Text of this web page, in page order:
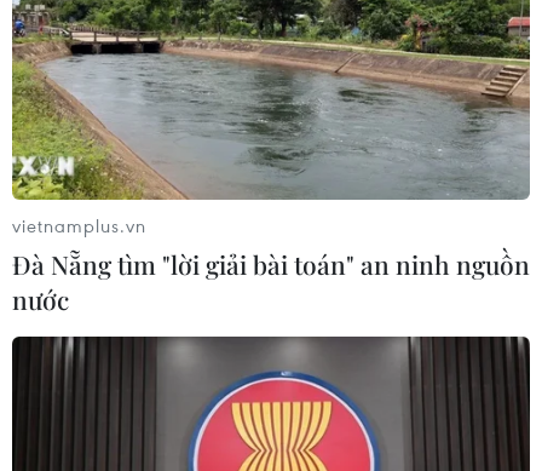
07/08/2026 23:08
Ngân hàng Trung ương Trung Quốc
mua thêm 20 tấn vàng trong tháng 7
07/08/2026 15:21
Chuyên gia quốc tế đánh giá tích cực
về tiền đồng của Việt Nam
07/08/2026 12:46
Phép thử sức chống chịu của kinh tế
vietnamplus.vn
Đà Nẵng tìm "lời giải bài toán" an ninh nguồn
nước